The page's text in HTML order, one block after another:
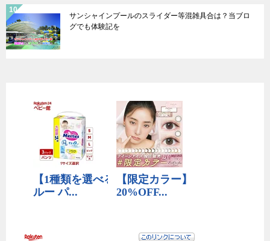
サンシャインプールのスライダー等混雑具合は？当ブロ
グでも体験記を